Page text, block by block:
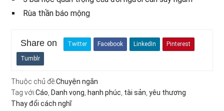
Rùa thần báo mộng
Share on Twitter Facebook LinkedIn Pinterest
Tumblr
Thuộc chủ đề:Chuyện ngắn
Tag với:Cáo Danh vọng hạnh phúc tài sản ,yêu thương
Thay đổi cách nghĩ